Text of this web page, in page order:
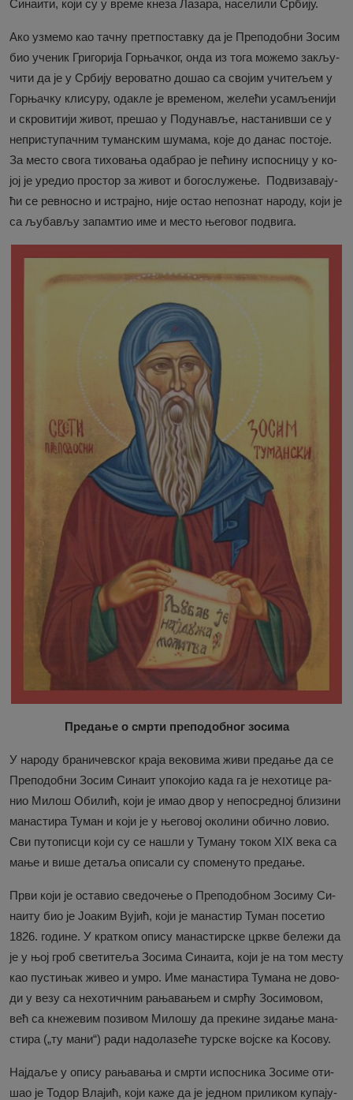
Видео
Библиотека
Аудио
Продавница
Синаити, који су у време кнеза Лазара, населили Србију.
Ако узме­мо као тач­ну прет­по­став­ку да је Пре­по­доб­ни Зо­сим
био уче­ник Гри­го­ри­ја Гор­њач­ког, он­да из то­га мо­же­мо за­кљу­
чи­ти да је у Ср­би­ју ве­ро­ват­но до­шао са сво­јим учи­те­љем у
Гор­њач­ку кли­су­ру, ода­кле је вре­ме­ном, же­ле­ћи уса­мље­ни­ји
и скро­ви­ти­ји жи­вот, пре­шао у По­ду­на­вље, на­ста­нив­ши се у
не­при­сту­пач­ним ту­ман­ским шу­ма­ма, ко­је до да­нас по­сто­је.
За ме­сто сво­га ти­хо­ва­ња ода­брао је пе­ћи­ну ис­по­сни­цу у ко­
јој је уре­дио про­стор за жи­вот и бо­го­слу­же­ње. Под­ви­за­ва­ју­
ћи се рев­но­сно и ис­трај­но, ни­је остао не­по­знат на­ро­ду, ко­ји је
са љу­ба­вљу за­пам­тио име и ме­сто ње­го­вог под­ви­га.
Предање о смрти преподобног зосима
У на­ро­ду бра­ни­чев­ског кра­ја ве­ко­ви­ма жи­ви пре­да­ње да се
Пре­по­доб­ни Зо­сим Си­на­ит упо­ко­јио ка­да га је не­хо­ти­це ра­
нио Ми­лош Оби­лић, ко­ји је имао двор у не­по­сред­ној бли­зи­ни
ма­на­сти­ра Ту­ма­н и ко­ји је у ње­го­вој око­ли­ни обич­но ло­вио.
Сви пу­то­пи­сци ко­ји су се на­шли у Ту­ма­ну то­ком XIX ве­ка са
ма­ње и ви­ше де­та­ља опи­са­ли су спо­ме­ну­то пре­да­ње.
Пр­ви ко­ји је оста­вио све­до­че­ње о Пре­по­доб­ном Зо­си­му Си­
на­и­ту био је Јо­а­ким Ву­јић, ко­ји је ма­на­стир Ту­ман по­се­тио
1826. го­ди­не. У крат­ком опи­су ма­на­стир­ске цр­кве бе­ле­жи да
је у њој гроб све­ти­те­ља Зо­си­ма Си­на­и­та, ко­ји је на том ме­сту
као пу­сти­њак жи­вео и умро. Име ма­на­сти­ра Ту­ма­на не до­во­
ди у ве­зу са не­хо­тич­ним ра­ња­ва­њем и смр­ћу Зо­си­мо­вом,
већ са кне­же­вим по­зи­вом Ми­ло­шу да пре­ки­не зи­да­ње ма­на­
сти­ра („ту ма­ни“) ра­ди на­до­ла­зе­ће тур­ске вој­ске ка Ко­со­ву.
Нај­да­ље у опи­су ра­ња­ва­ња и смр­ти ис­по­сни­ка Зо­си­ме оти­
шао је То­дор Вла­јић, ко­ји ка­же да је јед­ном при­ли­ком ку­па­ју­